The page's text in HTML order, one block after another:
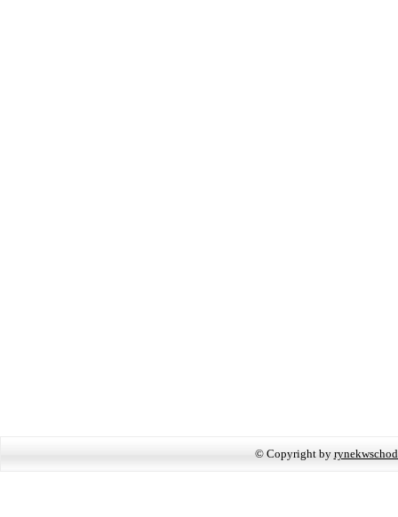
© Copyright by